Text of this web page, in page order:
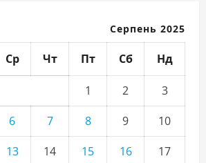
Серпень 2025
Ср Чт Пт Сб Нд
1 2
3
6 7 8 9
10
13 14 15 16 17